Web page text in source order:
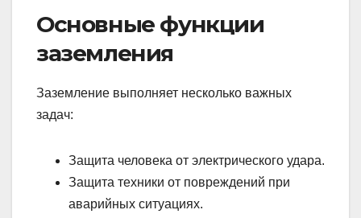
Основные функции
заземления
Заземление выполняет несколько важных
задач:
Защита человека от электрического удара.
Защита техники от повреждений при
аварийных ситуациях.